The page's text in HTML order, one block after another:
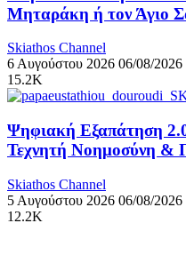
Μηταράκη ή τον Άγιο
Skiathos Channel
6 Αυγούστου 2026 06/08/2026
15.2K
Ψηφιακή Εξαπάτηση
Τεχνητή Νοημοσύνη &
Skiathos Channel
5 Αυγούστου 2026 06/08/2026
12.2K